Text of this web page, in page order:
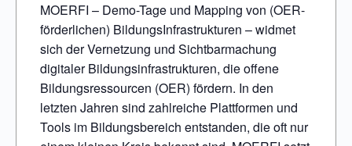
MOERFI – Demo-Tage und Mapping von (OER-
förderlichen) BildungsInfrastrukturen – widmet
sich der Vernetzung und Sichtbarmachung
digitaler Bildungsinfrastrukturen, die offene
Bildungsressourcen (OER) fördern. In den
letzten Jahren sind zahlreiche Plattformen und
Tools im Bildungsbereich entstanden, die oft nur